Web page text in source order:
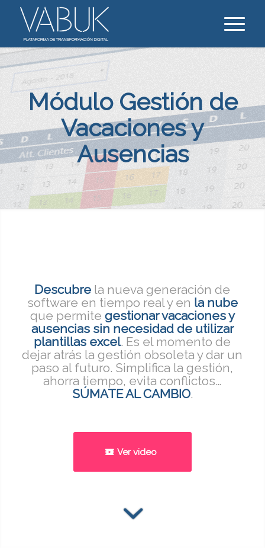
Módulo Gestión de
Vacaciones y
Ausencias
Descubre la nueva generación de
software en tiempo real y en la nube
que permite gestionar vacaciones y
ausencias sin necesidad de utilizar
plantillas excel. Es el momento de
dejar atrás la gestión obsoleta y dar un
paso al futuro. Simplifica la gestión,
ahorra tiempo, evita conflictos…
SÚMATE AL CAMBIO.
Ver video